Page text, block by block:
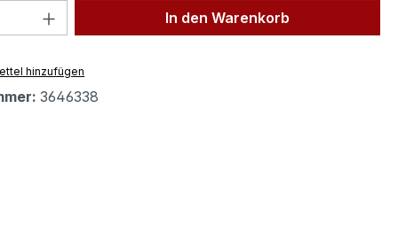
Anzahl: Gib den gewünschten Wert
In den Warenkorb
hinzufügen
3646338